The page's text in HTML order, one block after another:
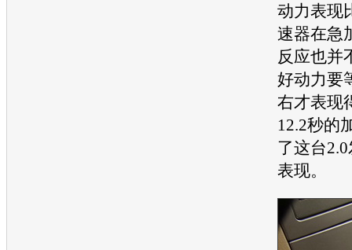
动力表现
速器在急
反应也并
好动力要
右才表现
12.2秒的
了这台2.0
表现。